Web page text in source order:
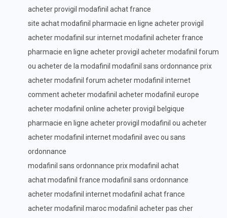
acheter provigil modafinil achat france
site achat modafinil pharmacie en ligne acheter provigil
acheter modafinil sur internet modafinil acheter france
pharmacie en ligne acheter provigil acheter modafinil forum
ou acheter de la modafinil modafinil sans ordonnance prix
acheter modafinil forum acheter modafinil internet
comment acheter modafinil acheter modafinil europe
acheter modafinil online acheter provigil belgique
pharmacie en ligne acheter provigil modafinil ou acheter
acheter modafinil internet modafinil avec ou sans
ordonnance
modafinil sans ordonnance prix modafinil achat
achat modafinil france modafinil sans ordonnance
acheter modafinil internet modafinil achat france
acheter modafinil maroc modafinil acheter pas cher